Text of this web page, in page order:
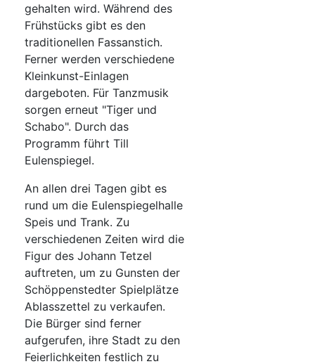
gehalten wird. Während des
Frühstücks gibt es den
traditionellen Fassanstich.
Ferner werden verschiedene
Kleinkunst-Einlagen
dargeboten. Für Tanzmusik
sorgen erneut "Tiger und
Schabo". Durch das
Programm führt Till
Eulenspiegel.
An allen drei Tagen gibt es
rund um die Eulenspiegelhalle
Speis und Trank. Zu
verschiedenen Zeiten wird die
Figur des Johann Tetzel
auftreten, um zu Gunsten der
Schöppenstedter Spielplätze
Ablasszettel zu verkaufen.
Die Bürger sind ferner
aufgerufen, ihre Stadt zu den
Feierlichkeiten festlich zu